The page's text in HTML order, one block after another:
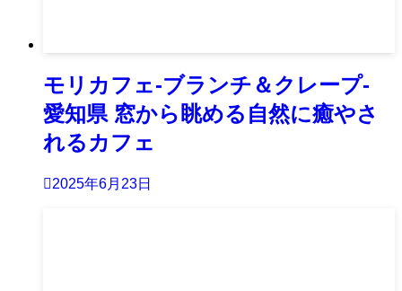
モリカフェ-ブランチ＆クレープ-
愛知県 窓から眺める自然に癒やさ
れるカフェ
2025年6月23日